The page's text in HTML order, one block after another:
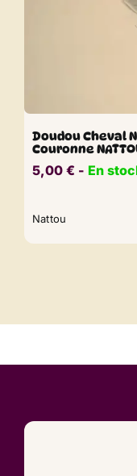
Doudou Cheval
Couronne
5,00 € ​​ - En
Nattou